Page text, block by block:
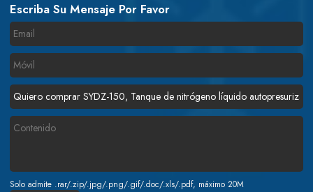
Escriba Su Mensaje Por Favor
Solo admite .rar/.zip/.jpg/.png/.gif/.doc/.xls/.pdf, máximo 20M